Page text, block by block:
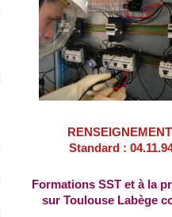
Standard :
Formations SST et à la
sur Toulouse Labège